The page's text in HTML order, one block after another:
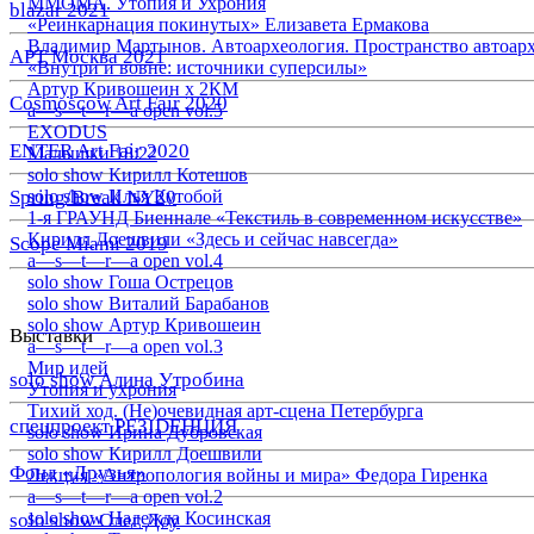
blazar 2021
АРТ Москва 2021
Cosmoscow Art Fair 2020
ENTER Art Fair 2020
Spring/Break NY20
Scope Miami 2019
Выставки
solo show Алина Утробина
спецпроект РЕЗIDЕНЦИЯ
Фонд «Друзья»
solo show Олег Доу
«Реинкарнация покинутых» Елизавета Ермакова
Владимир Мартынов. Автоархеология. Пространство
«Внутри и вовне: источники суперсилы»
Артур Кривошеин х 2КМ
a—s—t—r—a open vol.5
EXODUS
Малышки 18:22
solo show Кирилл Котешов
solo show Илья Кутобой
1-я ГРАУНД Биеннале «Текстиль в современном искусстве»
Кирилл Доешвили «Здесь и сейчас навсегда»
a—s—t—r—a open vol.4
solo show Гоша Острецов
solo show Виталий Барабанов
solo show Артур Кривошеин
a—s—t—r—a open vol.3
Мир идей
Утопия и ухрония
Тихий ход. (Не)очевидная арт-сцена Петербурга
solo show Ирина Дубровская
solo show Кирилл Доешвили
Лекция «Антропология войны и мира» Федора Гиренка
a—s—t—r—a open vol.2
solo show Надежда Косинская